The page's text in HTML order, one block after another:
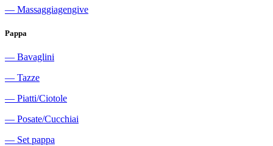
― Massaggiagengive
Pappa
― Bavaglini
― Tazze
― Piatti/Ciotole
― Posate/Cucchiai
― Set pappa